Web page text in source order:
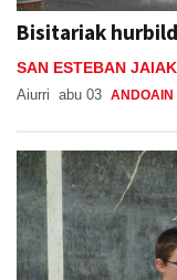
Bisitariak
SAN ESTEBAN
Aiurri abu 03 ANDOAIN